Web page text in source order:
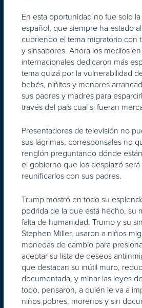
En esta oportunidad no fue solo
español, que siempre ha estado
cubriendo el tema migratorio con
y sinsabores. Ahora los medios
internacionales dedicaron más
tema quizá por la vulnerabilidad
bebés, niñitos y menores
sus padres y madres para
través del país cual si fueran
Presentadores de televisión no
sus lágrimas, corresponsales no
renglón preguntando dónde
el gobierno que los desplazó
reunificarlos con sus padres.
Trump mostró en todo su
podrida de la que está hecho, su
falta de humanidad. Trump y su
Stephen Miller, usaron a niños
monedas de cambio para
aceptar su lista de deseos
que destacan su inútil muro,
documentada, y minar las leyes
todo, pensaron, a quién le va a
niños pobres, morenos y sin